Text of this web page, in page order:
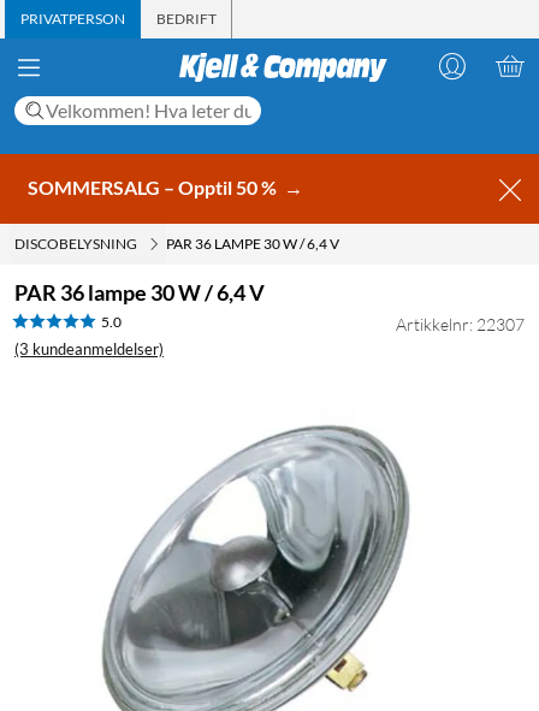
PRIVATPERSON BEDRIFT
SOMMERSALG – Opptil 50 % →
DISCOBELYSNING PAR 36 LAMPE 30 W / 6,4 V
PAR 36 lampe 30 W / 6,4 V
5.0
(3 kundeanmeldelser)
Artikkelnr: 22307